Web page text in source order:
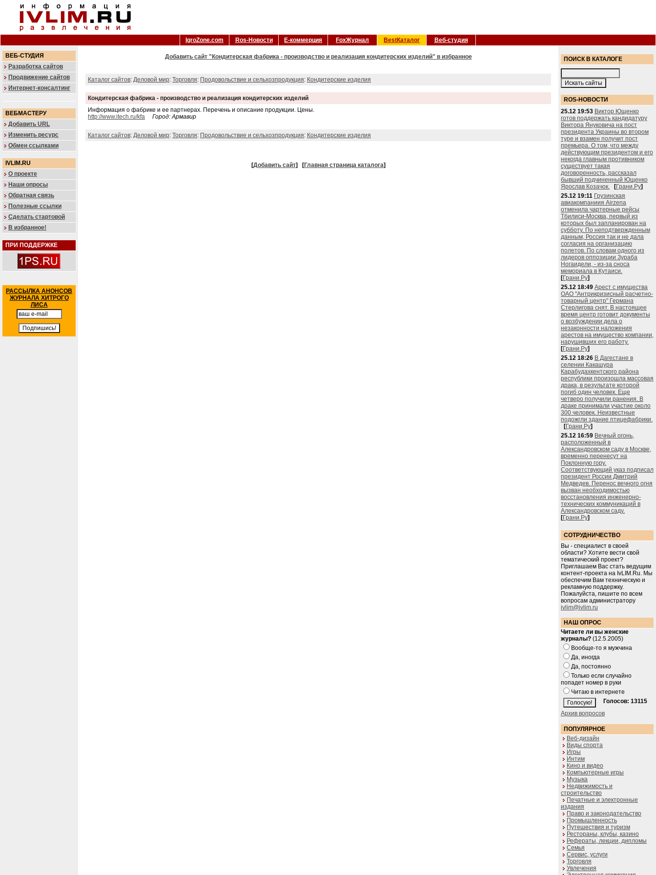
IgroZone.com Ros-Новости Е-коммерция FoxЖурнал BestКаталог Веб-студия
ВЕБ-СТУДИЯ
Разработка сайтов
Продвижение сайтов
Интернет-консалтинг
ВЕБМАСТЕРУ
Добавить URL
Изменить ресурс
Обмен ссылками
IVLIM.RU
О проекте
Наши опросы
Обратная связь
Полезные ссылки
Сделать стартовой
В избранное!
ПРИ ПОДДЕРЖКЕ
РАССЫЛКА АНОНСОВ
ЖУРНАЛА ХИТРОГО
ЛИСА
Добавить сайт "Кондитерская фабрика - производство и реализация кондитерских изделий" в избранное
Каталог сайтов: Деловой мир: Торговля: Продовольствие и сельхозпродукция: Кондитерские изделия
Кондитерская фабрика - производство и реализация кондитерских изделий
Информация о фабрике и ее партнерах. Перечень и описание продукции. Цены.
http://www.itech.ru/kfa
Город: Армавир
Каталог сайтов: Деловой мир: Торговля: Продовольствие и сельхозпродукция: Кондитерские изделия
[Добавить сайт] [Главная страница каталога]
ПОИСК В КАТАЛОГЕ
ROS-НОВОСТИ
25.12 19:53 Виктор Ющенко
готов поддержать кандидатуру
Виктора Януковича на пост
президента Украины во втором
туре и взамен получит пост
премьера. О том, что между
действующим президентом и его
некогда главным противником
существует такая
договоренность, рассказал
бывший подчиненный Ющенко
Ярослав Козачок.
[Грани.Ру]
25.12 19:11 Грузинская
авиакомпаниия Airzena
отменила чартерные рейсы
Тбилиси-Москва, первый из
которых был запланирован на
субботу. По неподтвержденным
данным, Россия так и не дала
согласия на организацию
полетов. По словам одного из
лидеров оппозиции Зураба
Ногаидели, - из-за сноса
мемориала в Кутаиси.
[Грани.Ру]
25.12 18:49 Арест с имущества
ОАО "Антрикризисный расчетно-
товарный центр" Германа
Стерлигова снят. В настоящее
время центр готовит документы
о возбуждении дела о
незаконности наложения
арестов на имущество компании,
нарушивших его работу.
[Грани.Ру]
25.12 18:26 В Дагестане в
селении Какашура
Карабудахкентского района
республики произошла массовая
драка, в результате которой
погиб один человек. Еще
четверо получили ранения. В
драке принимали участие около
300 человек. Неизвестные
подожгли здание птицефабрики.
[Грани.Ру]
25.12 16:59 Вечный огонь,
расположенный в
Александровском саду в Москве,
временно перенесут на
Поклонную гору.
Соответствующий указ подписал
президент России Дмитрий
Медведев. Перенос вечного огня
вызван необходимостью
восстановления инженерно-
технических коммуникаций в
Александровском саду.
[Грани.Ру]
СОТРУДНИЧЕСТВО
Вы - специалист в своей
области? Хотите вести свой
тематический проект?
Приглашаем Вас стать ведущим
контент-проекта на IvLIM.Ru. Мы
обеспечим Вам техническую и
рекламную поддержку.
Пожалуйста, пишите по всем
вопросам администратору
ivlim@ivlim.ru
НАШ ОПРОС
Читаете ли вы женские
журналы? (12.5.2005)
Вообще-то я мужчина
Да, иногда
Да, постоянно
Только если случайно
попадет номер в руки
Читаю в интернете
Голосов: 13115
Архив вопросов
ПОПУЛЯРНОЕ
Веб-дизайн
Виды спорта
Игры
Интим
Кино и видео
Компьютерные игры
Музыка
Недвижимость и
строительство
Печатные и электронные
издания
Право и законодательство
Промышленность
Путешествия и туризм
Рестораны, клубы, казино
Рефераты, лекции, дипломы
Семья
Сервис, услуги
Торговля
Увлечения